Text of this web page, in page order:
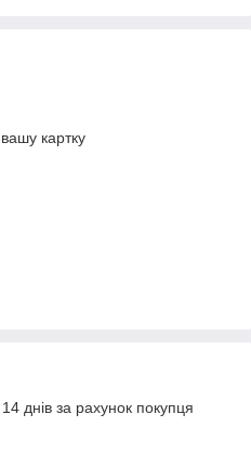
картку
днів за рахунок покупця